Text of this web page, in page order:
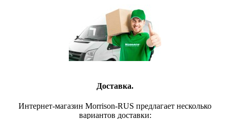
Доставка.
Интернет-магазин Morrison-RUS предлагает несколько
вариантов доставки: